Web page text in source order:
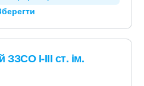
І-ІІІ ст. ім.